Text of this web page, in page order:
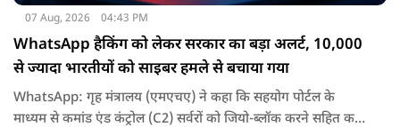
07 Aug, 2026 04:43 PM
WhatsApp हैकिंग को लेकर सरकार का बड़ा अलर्ट, 10,000
से ज्यादा भारतीयों को साइबर हमले से बचाया गया
WhatsApp: गृह मंत्रालय (एमएचए) ने कहा कि सहयोग पोर्टल के
माध्यम से कमांड एंड कंट्रोल (C2) सर्वरों को जियो-ब्लॉक करने सहित कई